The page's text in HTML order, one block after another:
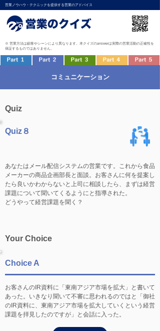
営業ノウハウ・テクニックを提供する営業のアドバイス
※ 営業方法は顧客やシーンにより異なります。本クイズのanswerは実際の営業活動の正確性を
保証するものではありません。
コミュニケーション
Quiz
Quiz８
あなたはメール配信システムの営業です。これから食品
メーカーの商品企画部長と面談。お客さんに何を提案し
たら良いかわからないと上司に相談したら、まずは経営
課題について聞いてくるようにと指導された。
どうやって経営課題を聞く？
Your Choice
Choice A
お客さんのIR資料に「東南アジア市場を拡大」と書いて
あった。いきなり聞いて不審に思われるのではと「御社
のIR資料に、東南アジア市場を拡大していくという経営
課題を拝見したのですが」と会話に入った。